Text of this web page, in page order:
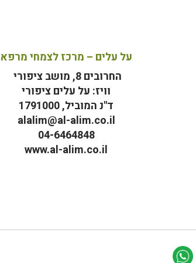
על עלים – מרכז לצמחי מרפא
החרובים 8, מושב ציפורי
וויז: על עלים ציפורי
ד"נ המוביל, 1791000
alalim@al-alim.co.il
04-6464848
www.al-alim.co.il